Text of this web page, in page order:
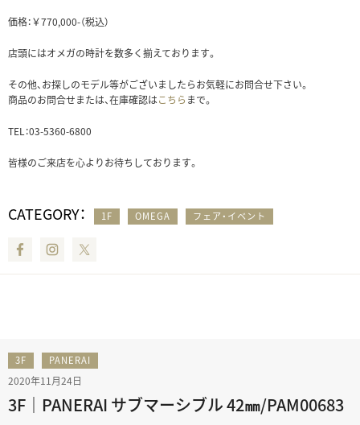
価格：￥770,000-（税込）
店頭にはオメガの時計を数多く揃えております。
その他、お探しのモデル等がございましたらお気軽にお問合せ下さい。
商品のお問合せまたは、在庫確認はこちら まで。
TEL：03-5360-6800
皆様のご来店を心よりお待ちしております。
CATEGORY： 1F OMEGA フェア・イベント
FacebookInstagram
3F PANERAI
2020年11月24日
3F｜PANERAI サブマーシブル 42㎜/PAM00683